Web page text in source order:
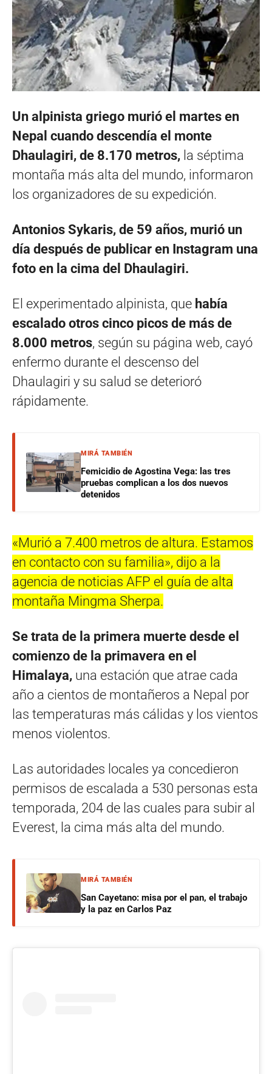
Un alpinista griego murió el martes en
Nepal cuando descendía el monte
Dhaulagiri, de 8.170 metros, la séptima
montaña más alta del mundo, informaron
los organizadores de su expedición.
Antonios Sykaris, de 59 años, murió un
día después de publicar en Instagram una
foto en la cima del Dhaulagiri.
El experimentado alpinista, que había
escalado otros cinco picos de más de
8.000 metros, según su página web, cayó
enfermo durante el descenso del
Dhaulagiri y su salud se deterioró
rápidamente.
MIRÁ TAMBIÉN
Femicidio de Agostina Vega: las tres
pruebas complican a los dos nuevos
detenidos
«Murió a 7.400 metros de altura. Estamos
en contacto con su familia», dijo a la
agencia de noticias AFP el guía de alta
montaña Mingma Sherpa.
Se trata de la primera muerte desde el
comienzo de la primavera en el
Himalaya, una estación que atrae cada
año a cientos de montañeros a Nepal por
las temperaturas más cálidas y los vientos
menos violentos.
Las autoridades locales ya concedieron
permisos de escalada a 530 personas esta
temporada, 204 de las cuales para subir al
Everest, la cima más alta del mundo.
MIRÁ TAMBIÉN
San Cayetano: misa por el pan, el trabajo
y la paz en Carlos Paz